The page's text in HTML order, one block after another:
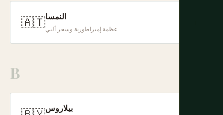
🇦🇹النمسا
عظمة إمبراطورية وسحر ألبي
B
بيلاروس